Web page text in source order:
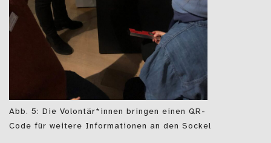
Abb. 5: Die Volontär*innen bringen einen QR-
Code für weitere Informationen an den Sockel